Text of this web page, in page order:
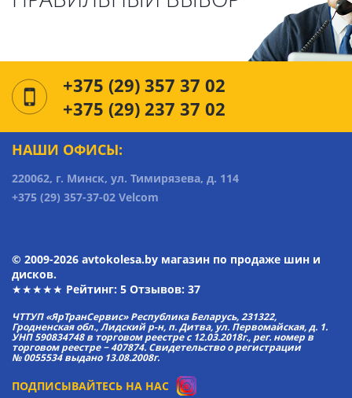
+375 (29) 357 37 02
+375 (29) 237 37 02
НАШИ ОФИСЫ:
220062, г. Минск, ул. Тимирязева, д. 114
+375 (29) 357-37-02 Velcom
© 2009-2026 avtokolesa.by магазин по продаже шин и
дисков.
★★★★★ Рейтинг: 5 Отзывов: 37
ЧТТУП «ЯрТранСервис» Республика Беларусь, 231322,
Гродненская обл., Лидский р-н, п. Дитва, ул. Первомайская, д. 1.
УНП 590834748 в торговом реестре с 12.03.2018г., рег. номер в
торговом реестре − 407874. Свидетельство о регистрации
№ 0055534 выдано 13.08.2008г.
ПОДПИСЫВАЙТЕСЬ НА НАС